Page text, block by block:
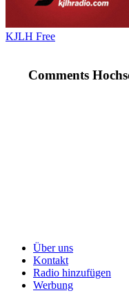
KJLH Free
Comments
Über uns
Kontakt
Radio hinzufügen
Werbung